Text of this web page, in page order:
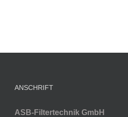
ANSCHRIFT
ASB-Filtertechnik GmbH